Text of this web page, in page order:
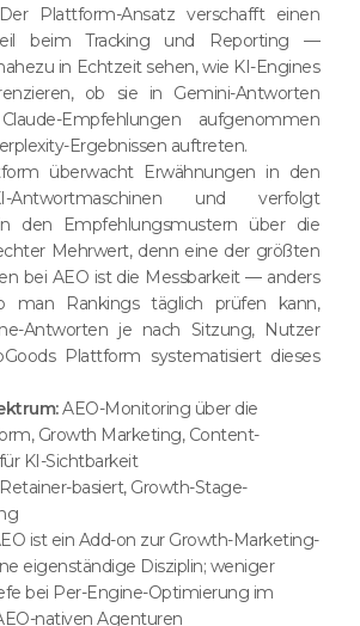
Plattform-Ansatz verschafft einen
beim Tracking und Reporting —
in Echtzeit sehen, wie KI-Engines
ob sie in Gemini-Antworten
Empfehlungen aufgenommen
Ergebnissen auftreten.
überwacht Erwähnungen in den
Antwortmaschinen und verfolgt
den Empfehlungsmustern über die
Mehrwert, denn eine der größten
bei AEO ist die Messbarkeit — anders
man Rankings täglich prüfen kann,
Antworten je nach Sitzung, Nutzer
Plattform systematisiert dieses
AEO-Monitoring über die
Growth Marketing, Content-
KI-Sichtbarkeit
basiert, Growth-Stage-
ist ein Add-on zur Growth-Marketing-
eigenständige Disziplin; weniger
bei Per-Engine-Optimierung im
nativen Agenturen